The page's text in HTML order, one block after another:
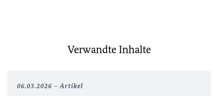
Verwandte Inhalte
06.03.2026 Artikel